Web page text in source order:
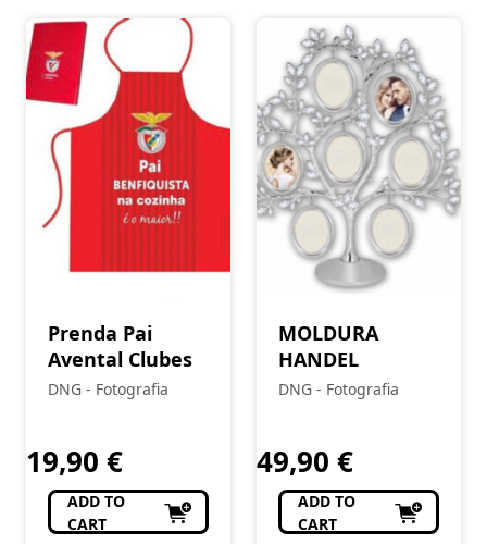
Prenda Pai
Avental Clubes
DNG - Fotografia
19,90 €
ADD TO
CART
MOLDURA
HANDEL
DNG - Fotografia
49,90 €
ADD TO
CART